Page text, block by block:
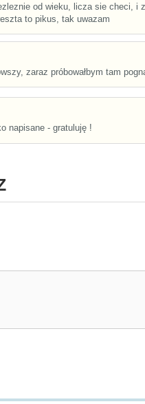
od wieku, licza sie checi, i
to pikus, tak uwazam
zaraz próbowałbym tam
napisane - gratuluję !